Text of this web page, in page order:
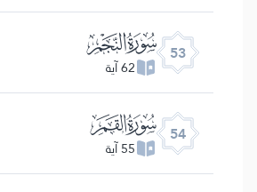
53 ﯢ
62 آية
54 ﯣ
55 آية